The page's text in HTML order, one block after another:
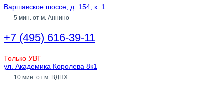
Варшавское шоссе, д. 154, к. 1
5 мин. от м. Аннино
+7 (495) 616-39-11
Только УВТ
ул. Академика Королева 8к1
10 мин. от м. ВДНХ